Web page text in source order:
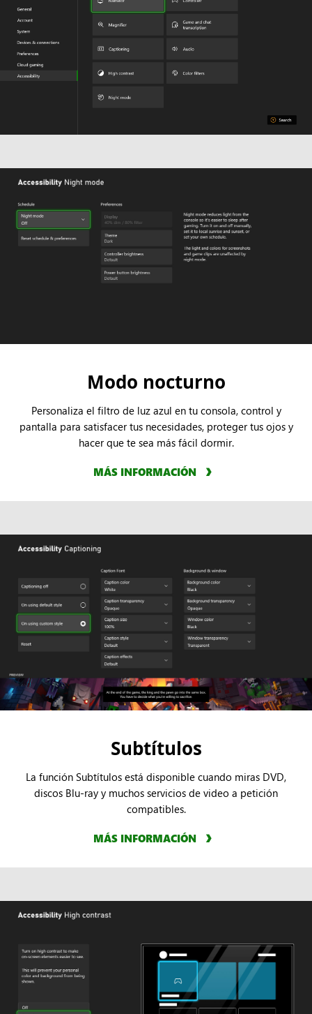
Modo nocturno
Personaliza el filtro de luz azul en tu consola, control y
pantalla para satisfacer tus necesidades, proteger tus ojos y
hacer que te sea más fácil dormir.
MÁS INFORMACIÓN
Subtítulos
La función Subtítulos está disponible cuando miras DVD,
discos Blu-ray y muchos servicios de video a petición
compatibles.
MÁS INFORMACIÓN